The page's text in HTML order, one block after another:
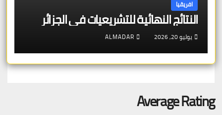
افريقيا
النتائج النهائية للتشريعيات في الجزائر
يوليو 20, 2026 ALMADAR
Average Rating